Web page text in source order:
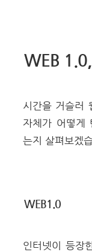
WEB
시간을 거슬러
자체가 어떻게
는지 살펴보겠
WEB1.0
인터넷이 등장